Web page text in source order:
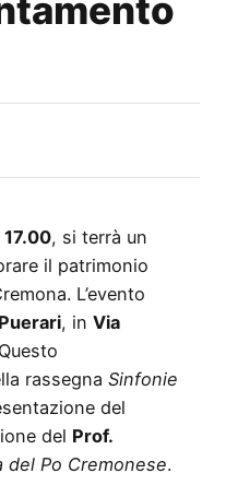
17.00, si terrà un
il patrimonio
L’evento
, in Via
rassegna Sinfonie
del
del Prof.
del Po Cremonese.